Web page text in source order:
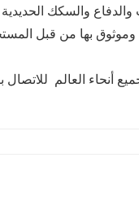
والدفاع والسكك
بها من قبل
أنحاء العالم